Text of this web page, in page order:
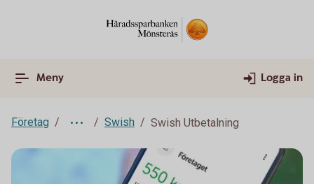
Meny Logga in
Företag Swish Swish Utbetalning